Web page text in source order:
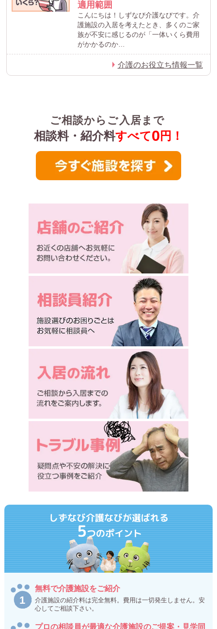
適用範囲
こんにちは！しずなび介護なびです。介
護施設の入居を考えたとき、多くのご家
族が不安に感じるのが「一体いくら費用
がかかるのか…
介護のお役立ち情報一覧
ご相談からご入居まで
相談料・紹介料すべて0 円！
しずなび介護なびが選ばれる
5つのポイント
無料で介護施設をご紹介
介護施設の紹介料は完全無料。費用は一切発生しません。安
心してご相談下さい。
プロの相談員が最適な介護施設のご提案・見学同